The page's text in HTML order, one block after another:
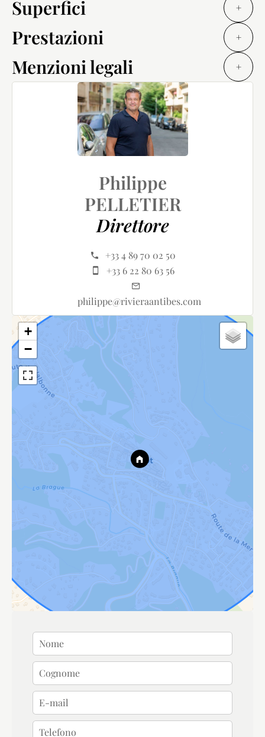
Superfici +
Prestazioni +
Menzioni legali +
Philippe
PELLETIER
Direttore
+33 4 89 70 02 50
+33 6 22 80 63 56
philippe@rivieraantibes.com
+
−